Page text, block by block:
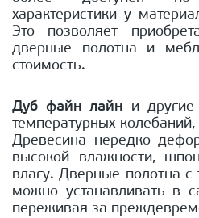
характеристики у
Это позволяет
дверные полотна и
стоимость.
Дуб файн лайн и другие
температурных
Древесина нередко
высокой влажности,
влагу. Дверные полотна с
можно устанавливать в
переживая за